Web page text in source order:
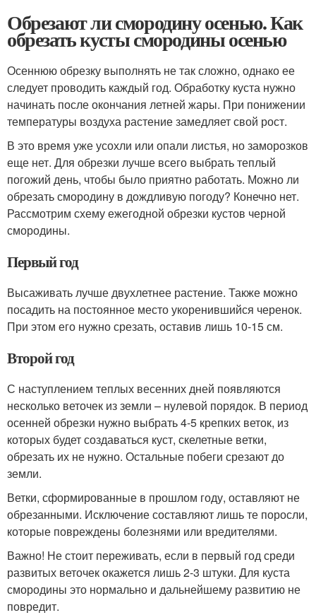
Обрезают ли смородину осенью. Как
обрезать кусты смородины осенью
Осеннюю обрезку выполнять не так сложно, однако ее
следует проводить каждый год. Обработку куста нужно
начинать после окончания летней жары. При понижении
температуры воздуха растение замедляет свой рост.
В это время уже усохли или опали листья, но заморозков
еще нет. Для обрезки лучше всего выбрать теплый
погожий день, чтобы было приятно работать. Можно ли
обрезать смородину в дождливую погоду? Конечно нет.
Рассмотрим схему ежегодной обрезки кустов черной
смородины.
Первый год
Высаживать лучше двухлетнее растение. Также можно
посадить на постоянное место укоренившийся черенок.
При этом его нужно срезать, оставив лишь 10-15 см.
Второй год
С наступлением теплых весенних дней появляются
несколько веточек из земли – нулевой порядок. В период
осенней обрезки нужно выбрать 4-5 крепких веток, из
которых будет создаваться куст, скелетные ветки,
обрезать их не нужно. Остальные побеги срезают до
земли.
Ветки, сформированные в прошлом году, оставляют не
обрезанными. Исключение составляют лишь те поросли,
которые повреждены болезнями или вредителями.
Важно! Не стоит переживать, если в первый год среди
развитых веточек окажется лишь 2-3 штуки. Для куста
смородины это нормально и дальнейшему развитию не
повредит.